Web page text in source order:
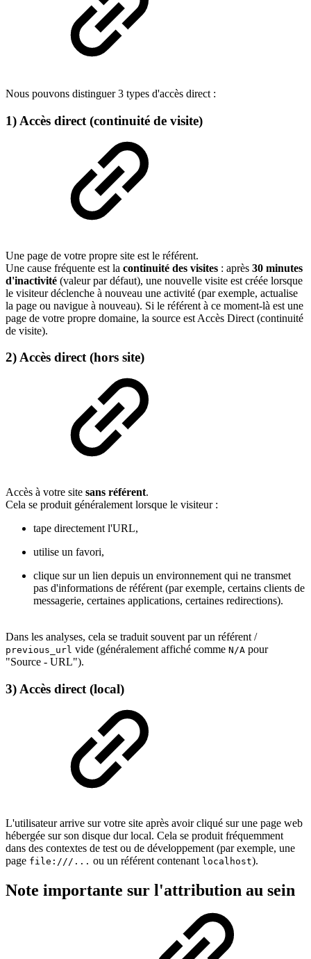
Nous pouvons distinguer 3 types d'accès direct :
1) Accès direct (continuité de visite)
Une page de votre propre site est le référent.
Une cause fréquente est la continuité des visites : après 30 minutes
d'inactivité (valeur par défaut), une nouvelle visite est créée lorsque
le visiteur déclenche à nouveau une activité (par exemple, actualise
la page ou navigue à nouveau). Si le référent à ce moment-là est une
page de votre propre domaine, la source est Accès Direct (continuité
de visite).
2) Accès direct (hors site)
Accès à votre site sans référent.
Cela se produit généralement lorsque le visiteur :
tape directement l'URL,
utilise un favori,
clique sur un lien depuis un environnement qui ne transmet
pas d'informations de référent (par exemple, certains clients de
messagerie, certaines applications, certaines redirections).
Dans les analyses, cela se traduit souvent par un référent /
previous_url vide (généralement affiché comme N/A pour
"Source - URL").
3) Accès direct (local)
L'utilisateur arrive sur votre site après avoir cliqué sur une page web
hébergée sur son disque dur local. Cela se produit fréquemment
dans des contextes de test ou de développement (par exemple, une
page file:///... ou un référent contenant localhost).
Note importante sur l'attribution au sein